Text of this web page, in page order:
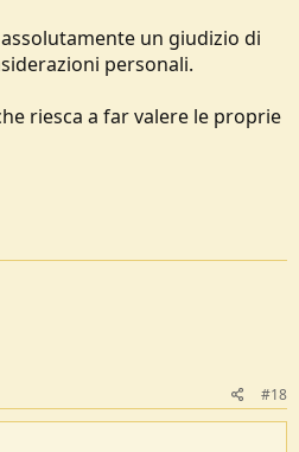
un giudizio di
personali.
riesca a far valere le proprie
#18